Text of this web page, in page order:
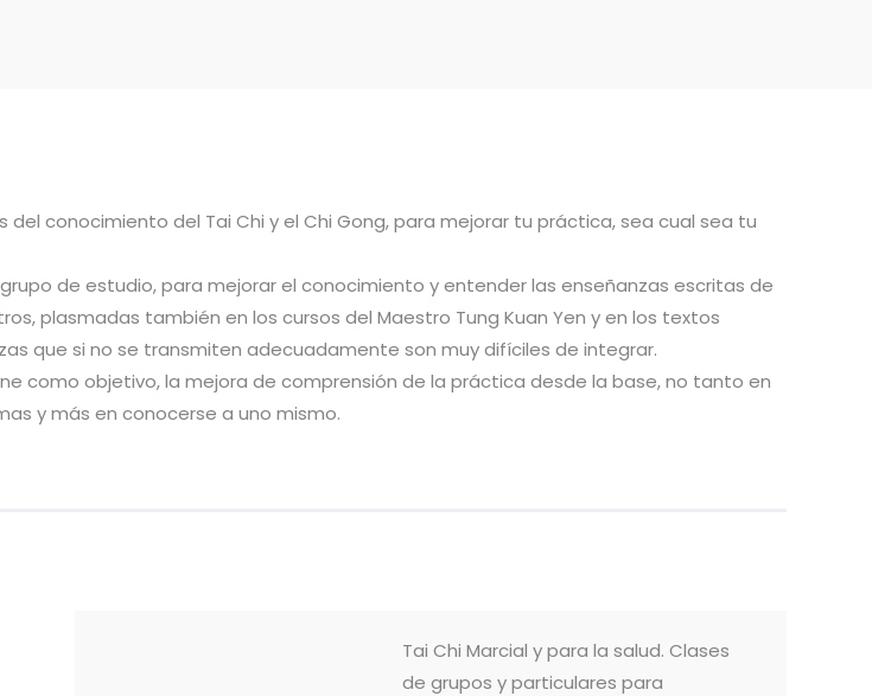
del conocimiento del Tai Chi y el Chi Gong, para mejorar tu práctica, sea cual sea tu
de estudio, para mejorar el conocimiento y entender las enseñanzas escritas de
plasmadas también en los cursos del Maestro Tung Kuan Yen y en los textos
que si no se transmiten adecuadamente son muy difíciles de integrar.
como objetivo, la mejora de comprensión de la práctica desde la base, no tanto en
y más en conocerse a uno mismo.
Tai Chi Marcial y para la salud. Clases
de grupos y particulares para